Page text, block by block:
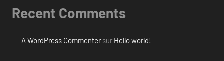
Recent Comments
A WordPress Commentersur Hello world!